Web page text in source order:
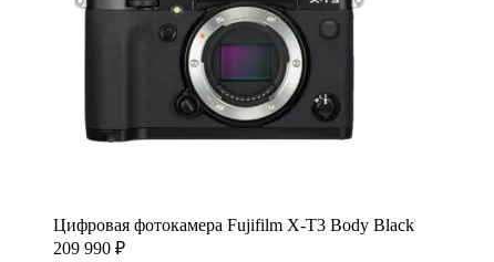
Цифровая фотокамера Fujifilm X-T3 Body Black
209 990 ₽